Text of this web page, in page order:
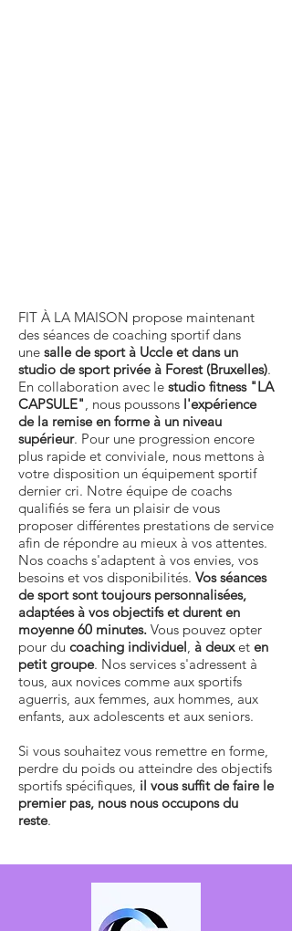
FIT À LA MAISON propose maintenant
des séances de coaching sportif dans
une salle de sport à Uccle et dans un
studio de sport privée à Forest (Bruxelles).
En collaboration avec le studio fitness "LA
CAPSULE", nous poussons l'expérience
de la remise en forme à un niveau
supérieur. Pour une progression encore
plus rapide et conviviale, nous mettons à
votre disposition un équipement sportif
dernier cri. Notre équipe de coachs
qualifiés se fera un plaisir de vous
proposer différentes prestations de service
afin de répondre au mieux à vos attentes.
Nos coachs s'adaptent à vos envies, vos
besoins et vos disponibilités. Vos séances
de sport sont toujours personnalisées,
adaptées à vos objectifs et durent en
moyenne 60 minutes. Vous pouvez opter
pour du coaching individuel, à deuxet en
petit groupe. Nos services s'adressent à
tous, aux novices comme aux sportifs
aguerris, aux femmes, aux hommes, aux
enfants, aux adolescents et aux seniors.
Si vous souhaitez vous remettre en forme,
perdre du poids ou atteindre des objectifs
sportifs spécifiques, il vous suffit de faire le
premier pas, nous nous occupons du
reste.